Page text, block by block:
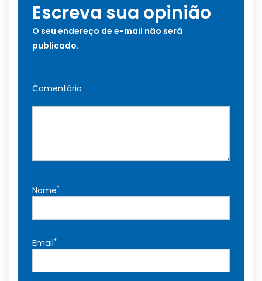
Escreva sua opinião
O seu endereço de e-mail não será
publicado.
Comentário
Nome*
Email*